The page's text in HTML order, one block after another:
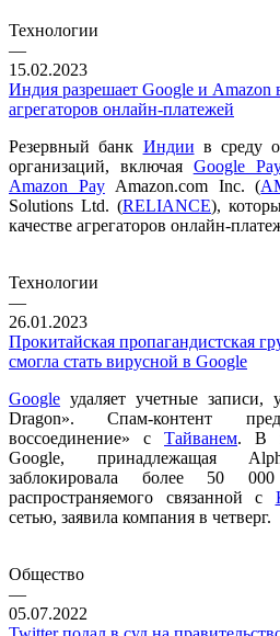
Технологии
—
15.02.2023
Индия разрешает Google и Amazon
агрегаторов онлайн-платежей
Резервный банк Индии в среду
организаций, включая Google
Amazon PayAmazon.com Inc. (
Solutions Ltd. (RELIANCE),
качестве агрегаторов онлайн-
Технологии
—
26.01.2023
Прокитайская пропагандистская
смогла стать вирусной в Google
Google удаляет учетные записи,
Dragon». Спам-контент
воссоединение» с Тайванем. В
Google, принадлежащая
заблокировала более 50 000
распространяемого связанной с
сетью, заявила компания в четверг.
Общество
—
05.07.2022